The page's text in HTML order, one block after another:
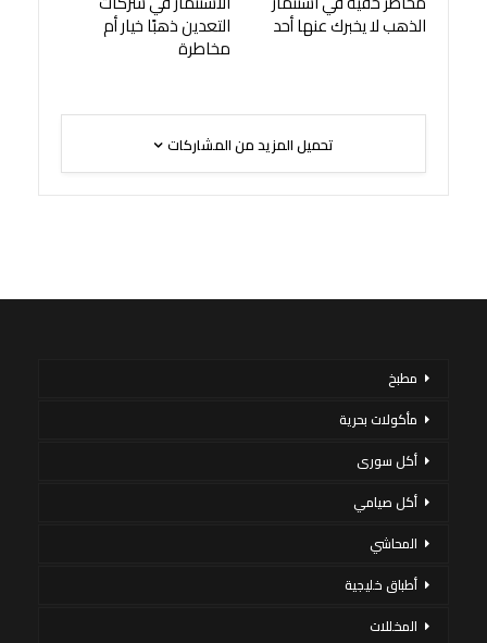
الذهب لا يخبرك عنها أحد التعدين ذهبًا خيار أم
مخاطرة
تحميل المزيد من المشاركات
مطبخ
مأكولات بحرية
أكل سورى
أكل صيامي
المحاشي
أطباق خليجية
المخللات